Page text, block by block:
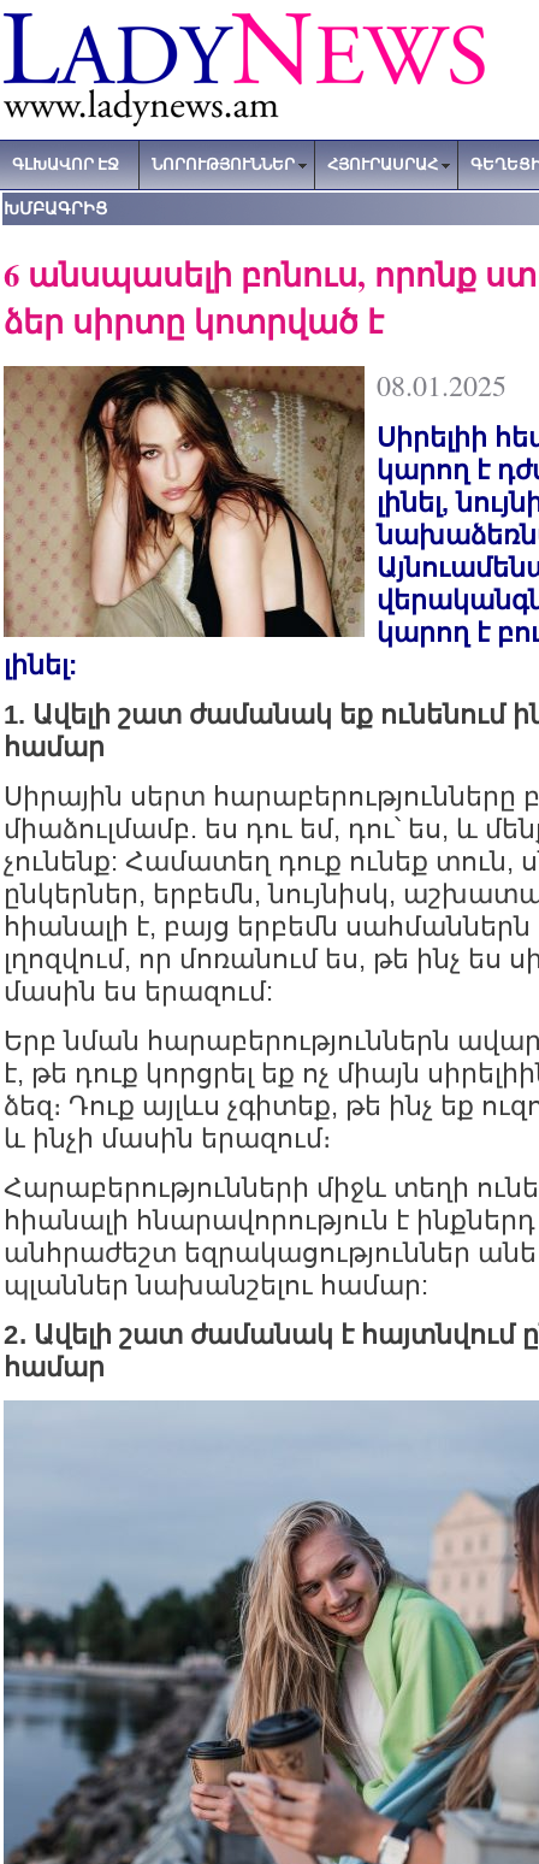
ԳԼԽԱՎՈՐ ԷՋ ՆՈՐՈՒԹՅՈՒՆՆԵՐ ՀՅՈՒՐԱՍՐԱՀ
ԽՄԲԱԳՐԻՑ
6 անսպասելի բոնուս, որոնք
ձեր սիրտը կոտրված է
08.01.2025
Սիրելիի
կարող է
լինել,
կարող է
լինել:
1. Ավելի շատ ժամանակ եք ունենում
համար
Սիրային սերտ հարաբերությունները
միաձուլմամբ. ես դու եմ, դու՝ ես, և
չունենք: Համատեղ դուք ունեք տուն,
ընկերներ, երբեմն, նույնիսկ,
հիանալի է, բայց երբեմն
լղոզվում, որ մոռանում ես, թե ինչ ես
մասին ես երազում:
Երբ նման հարաբերություններն
է, թե դուք կորցրել եք ոչ միայն
ձեզ։ Դուք այլևս չգիտեք, թե ինչ եք
և ինչի մասին երազում։
Հարաբերությունների միջև տեղի
հիանալի հնարավորություն է ինքներդ
անհրաժեշտ եզրակացություններ
պլաններ նախանշելու համար:
2․ Ավելի շատ ժամանակ է հայտնվում
համար